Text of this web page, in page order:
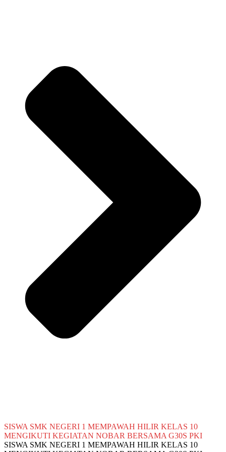
SISWA SMK NEGERI 1 MEMPAWAH HILIR KELAS 10
MENGIKUTI KEGIATAN NOBAR BERSAMA G30S PKI
SISWA SMK NEGERI 1 MEMPAWAH HILIR KELAS 10